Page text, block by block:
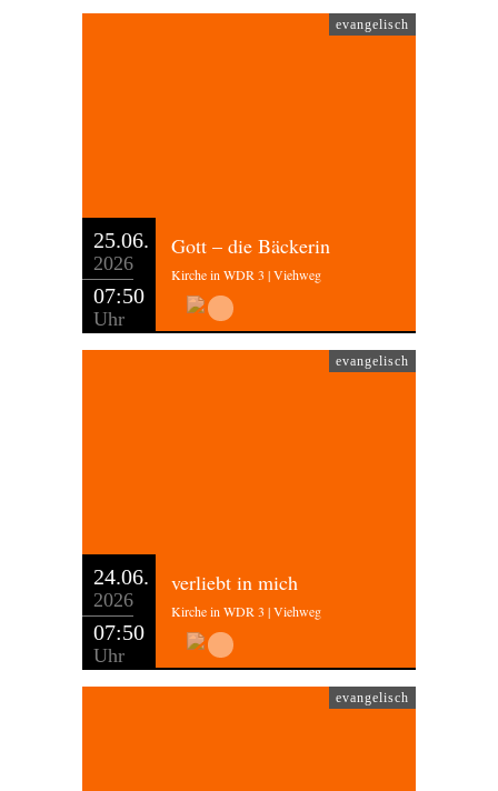
evangelisch
25.06.
2026
07:50
Uhr
Gott – die Bäckerin
Kirche in WDR 3 | Viehweg
evangelisch
24.06.
2026
07:50
Uhr
verliebt in mich
Kirche in WDR 3 | Viehweg
evangelisch